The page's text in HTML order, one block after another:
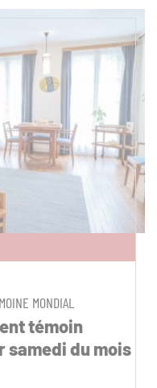
MONDIAL
témoin
samedi du mois